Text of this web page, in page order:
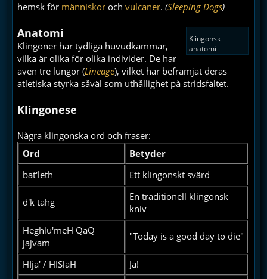
hemsk för människor ochvulcaner.(Sleeping Dogs)
Klingonsk
anatomi
Anatomi
Klingoner har tydliga huvudkammar,
vilka är olika för olika individer. De har
även tre lungor (Lineage), vilket har befrämjat deras
atletiska styrka såväl som uthållighet på stridsfältet.
Klingonese
Några klingonska ord och fraser:
Ord
Betyder
bat'leth
Ett klingonskt svärd
d'k tahg
En traditionell klingonsk
kniv
Heghlu'meH QaQ
jajvam
"Today is a good day to die"
HIja' / HISlaH
Ja!